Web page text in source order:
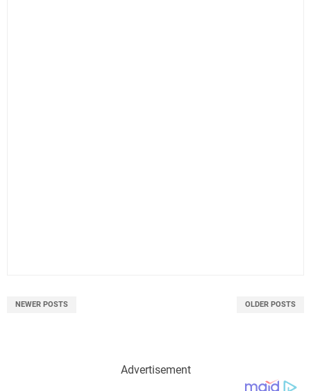
NEWER POSTS OLDER POSTS
Advertisement